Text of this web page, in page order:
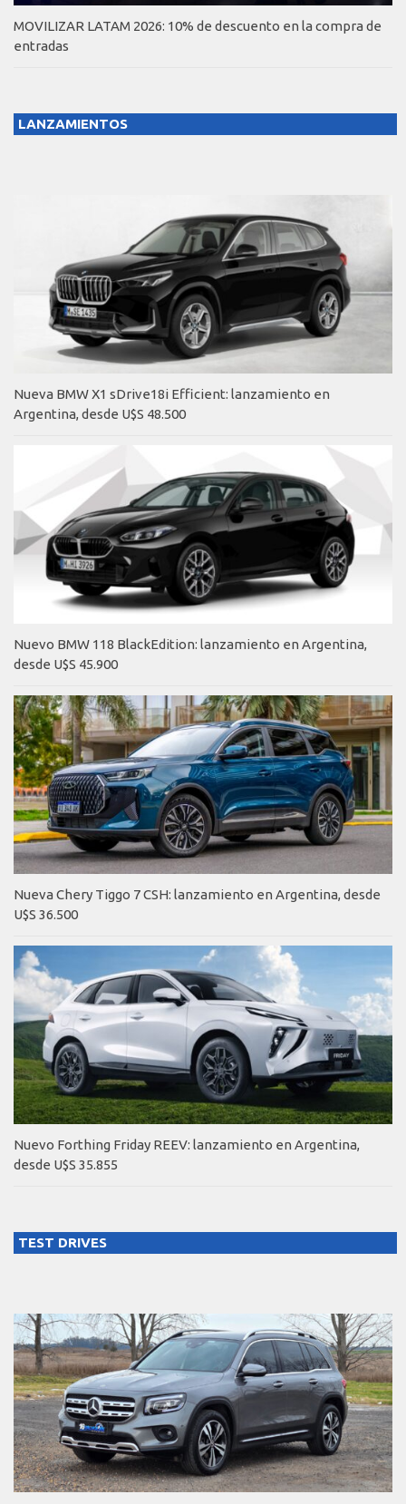
MOVILIZAR LATAM 2026: 10% de descuento en la compra de
entradas
LANZAMIENTOS
Nueva BMW X1 sDrive18i Efficient: lanzamiento en
Argentina, desde U$S 48.500
Nuevo BMW 118 BlackEdition: lanzamiento en Argentina,
desde U$S 45.900
Nueva Chery Tiggo 7 CSH: lanzamiento en Argentina, desde
U$S 36.500
Nuevo Forthing Friday REEV: lanzamiento en Argentina,
desde U$S 35.855
TEST DRIVES